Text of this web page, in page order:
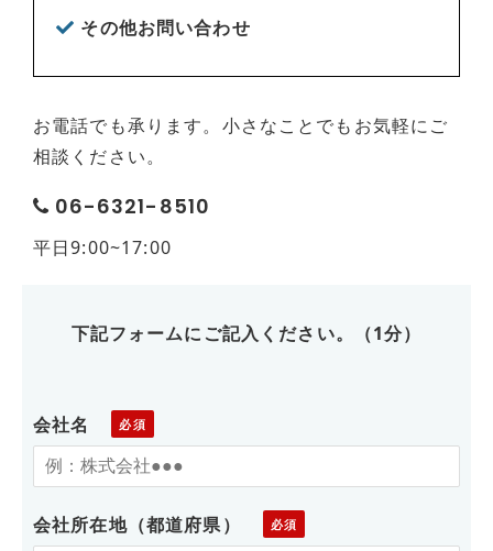
その他お問い合わせ
お電話でも承ります。小さなことでもお気軽にご
相談ください。
06-6321-8510
平日9:00~17:00
下記フォームにご記入ください。（1分）
会社名
会社所在地（都道府県）